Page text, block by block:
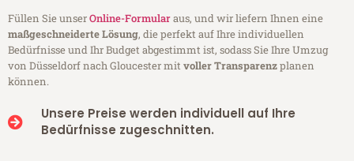
Füllen Sie unserOnline-Formularaus, und wir liefern Ihnen eine
maßgeschneiderte Lösung, die perfekt auf Ihre individuellen
Bedürfnisse und Ihr Budget abgestimmt ist, sodass Sie Ihre Umzug
von Düsseldorf nach Gloucester mitvoller Transparenzplanen
können.
Unsere Preise werden individuell auf Ihre
Bedürfnisse zugeschnitten.